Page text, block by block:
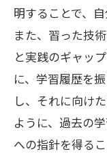
明することで、
また、習った技
と実践のギャッ
に、学習履歴を
し、それに向け
ように、過去の
への指針を得る